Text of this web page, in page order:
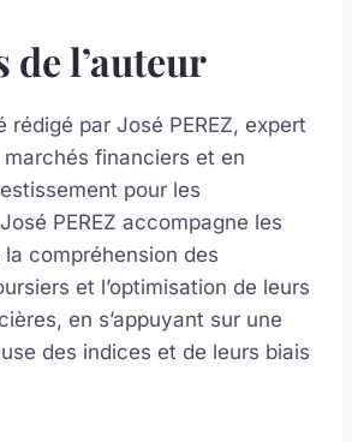
de l’auteur
rédigé par José PEREZ, expert
financiers et en
pour les
PEREZ accompagne les
compréhension des
et l’optimisation de leurs
en s’appuyant sur une
des indices et de leurs biais